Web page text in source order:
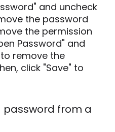
and uncheck
the password
the permission
Password" and
remove the
click "Save" to
password from a